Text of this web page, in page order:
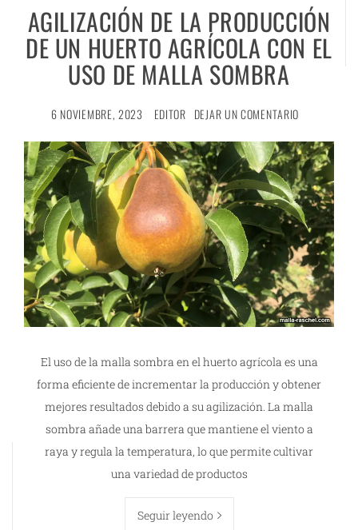
AGILIZACIÓN DE LA PRODUCCIÓN
DE UN HUERTO AGRÍCOLA CON EL
USO DE MALLA SOMBRA
6 NOVIEMBRE, 2023 EDITOR DEJAR UN COMENTARIO
El uso de la malla sombra en el huerto agrícola es una
forma eficiente de incrementar la producción y obtener
mejores resultados debido a su agilización. La malla
sombra añade una barrera que mantiene el viento a
raya y regula la temperatura, lo que permite cultivar
una variedad de productos
Seguir leyendo